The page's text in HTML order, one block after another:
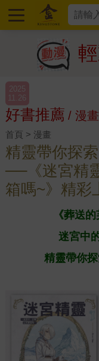
2025
11.26
好書推薦 / 漫畫
首頁 > 漫畫
精靈帶你探
──《迷宮精
箱嗎~》精彩
《葬送
迷宮中
精靈帶你